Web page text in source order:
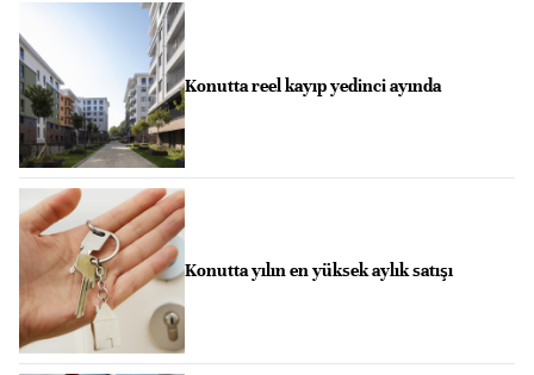
Konutta reel kayıp yedinci ayında
Konutta yılın en yüksek aylık satışı